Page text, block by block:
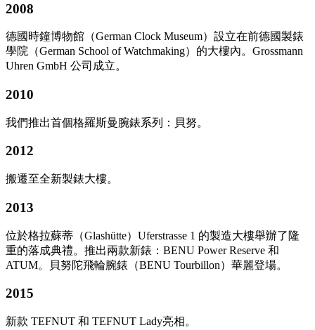
2008
德國時鐘博物館（German Clock Museum）設立在前德國製錶
學院（German School of Watchmaking）的大樓內。Grossmann
Uhren GmbH 公司成立。
2010
我們推出首個格羅斯曼腕錶系列：貝努。
2012
搬遷至全新製錶大樓。
2013
位於格拉蘇蒂（Glashütte）Uferstrasse 1 的製造大樓舉辦了隆
重的落成典禮。推出兩款新錶：BENU Power Reserve 和
ATUM。貝努陀飛輪腕錶（BENU Tourbillon）華麗登場。
2015
新款 TEFNUT 和 TEFNUT Lady亮相。